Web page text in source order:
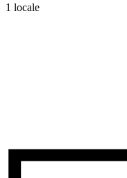
1 locale